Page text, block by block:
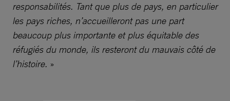
responsabilités. Tant que plus de pays, en particulier
les pays riches, n’accueilleront pas une part
beaucoup plus importante et plus équitable des
réfugiés du monde, ils resteront du mauvais côté de
l’histoire. »